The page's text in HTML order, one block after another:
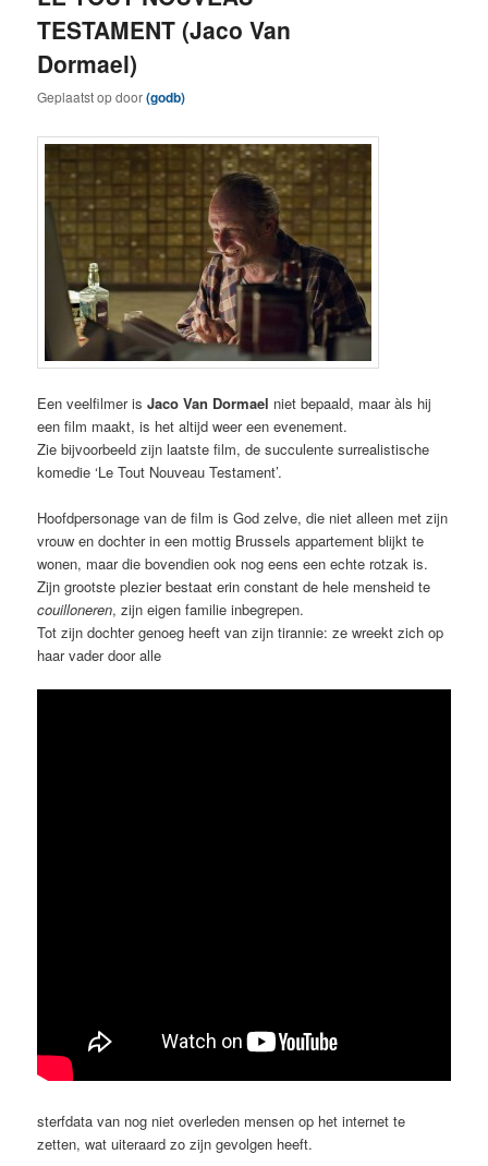
TESTAMENT (Jaco Van
Dormael)
Geplaatst opdoor(godb)
Een veelfilmer isJaco Van Dormael niet bepaald, maar àls hij
een film maakt, is het altijd weer een evenement.
Zie bijvoorbeeld zijn laatste film, de succulente surrealistische
komedie ‘Le Tout Nouveau Testament’.
Hoofdpersonage van de film is God zelve, die niet alleen met zijn
vrouw en dochter in een mottig Brussels appartement blijkt te
wonen, maar die bovendien ook nog eens een echte rotzak is.
Zijn grootste plezier bestaat erin constant de hele mensheid te
couilloneren, zijn eigen familie inbegrepen.
Tot zijn dochter genoeg heeft van zijn tirannie: ze wreekt zich op
haar vader door alle
sterfdata van nog niet overleden mensen op het internet te
zetten, wat uiteraard zo zijn gevolgen heeft.